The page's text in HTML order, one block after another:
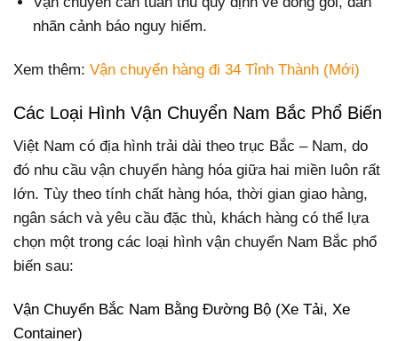
nhãn cảnh báo nguy hiểm.
Xem thêm: Vận chuyển hàng đi 34 Tỉnh Thành (Mới)
Các Loại Hình Vận Chuyển Nam Bắc Phổ Biến
Việt Nam có địa hình trải dài theo trục Bắc – Nam, do
đó nhu cầu vận chuyển hàng hóa giữa hai miền luôn rất
lớn. Tùy theo tính chất hàng hóa, thời gian giao hàng,
ngân sách và yêu cầu đặc thù, khách hàng có thể lựa
chọn một trong các loại hình vận chuyển Nam Bắc phổ
biến sau:
Vận Chuyển Bắc Nam Bằng Đường Bộ (Xe Tải, Xe
Container)